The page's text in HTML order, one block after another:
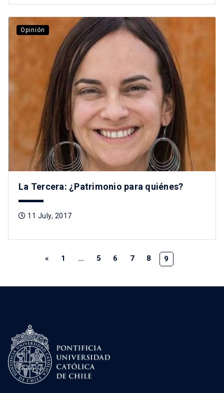
Opinión
La Tercera: ¿Patrimonio para quiénes?
11 July, 2017
« 1 … 5 6 7 8 9